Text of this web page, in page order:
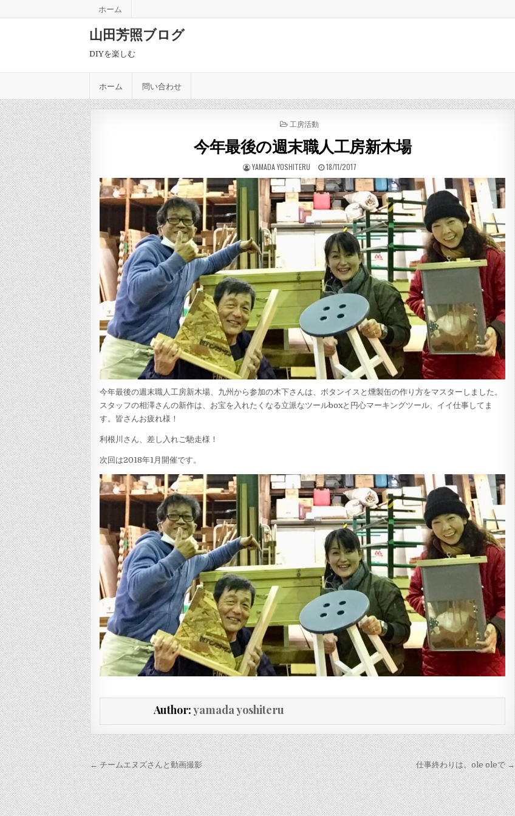
ホーム
山田芳照ブログ
DIYを楽しむ
ホーム 問い合わせ
POSTED IN
工房活動
今年最後の週末職人工房新木場
AUTHOR:
YAMADA YOSHITERU PUBLISHED DATE:
18/11/2017
今年最後の週末職人工房新木場、九州から参加の木下さんは、ボタンイスと燻製缶の作り方をマスターしました。
スタッフの相澤さんの新作は、お宝を入れたくなる立派なツールboxと円心マーキングツール、イイ仕事してま
す。皆さんお疲れ様！
利根川さん、差し入れご馳走様！
次回は2018年1月開催です。
Author:yamada yoshiteru
投稿ナビゲーション
← チームエヌズさんと動画撮影 仕事終わりは。ole oleで →